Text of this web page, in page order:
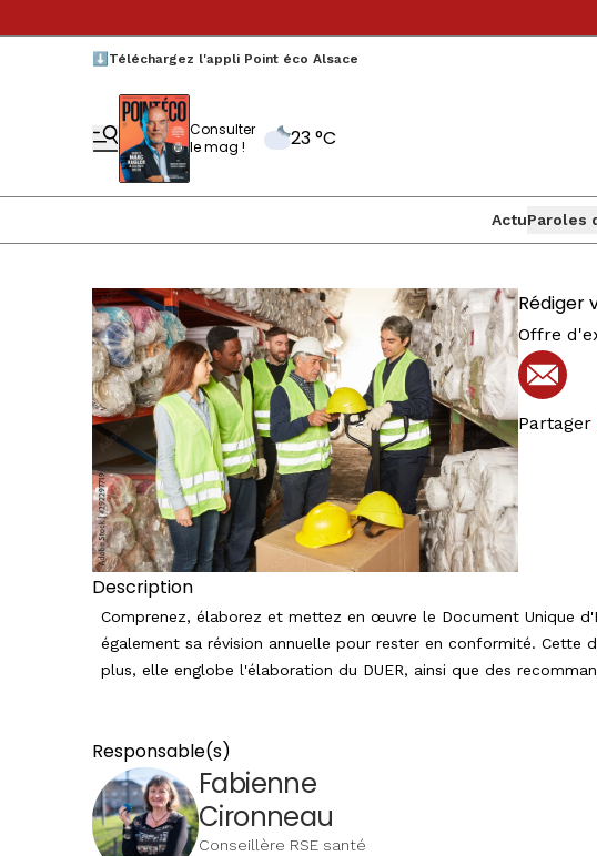
⬇️Téléchargez l'appli Point éco Alsace
Consulter
le mag !
23 °C
ActuParoles
Rédiger
Offre
E-mail
Partager
Description
Comprenez, élaborez et mettez en œuvre le Document Unique
également sa révision annuelle pour rester en conformité. Cette
plus, elle englobe l'élaboration du DUER, ainsi que des
Responsable(s)
Fabienne
Cironneau
Conseillère RSE santé